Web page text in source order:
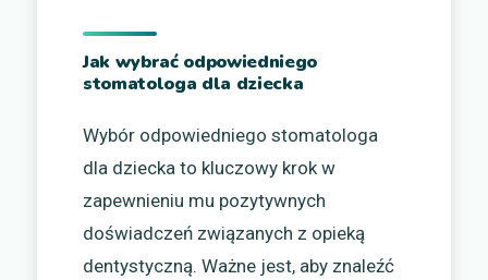
Jak wybrać odpowiedniego
stomatologa dla dziecka
Wybór odpowiedniego stomatologa
dla dziecka to kluczowy krok w
zapewnieniu mu pozytywnych
doświadczeń związanych z opieką
dentystyczną. Ważne jest, aby znaleźć